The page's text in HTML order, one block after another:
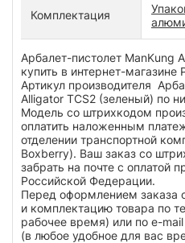
Комплектация
Арбалет-пистолет ManKung
купить в интернет-магазине
Артикул производителя
Alligator TCS2 (зеленый) по
Модель со штрихкодом
оплатить наложенным
отделении транспортной
Boxberry). Ваш заказ со
забрать на почте с оплатой
Российской Федерации.
Перед оформлением заказа
и комплектацию товара по
рабочее время) или по e-
(в любое удобное для вас